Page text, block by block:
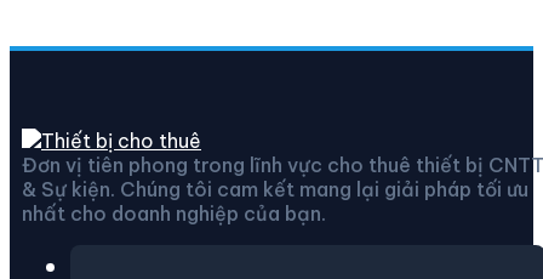
Đơn vị tiên phong trong lĩnh vực cho thuê thiết bị CNTT
& Sự kiện. Chúng tôi cam kết mang lại giải pháp tối ưu
nhất cho doanh nghiệp của bạn.